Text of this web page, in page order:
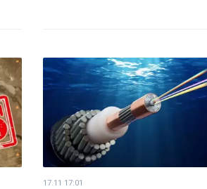
17.11 17:01